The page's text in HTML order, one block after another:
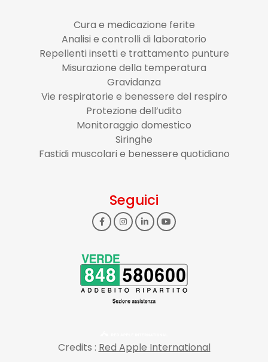
Cura e medicazione ferite
Analisi e controlli di laboratorio
Repellenti insetti e trattamento punture
Misurazione della temperatura
Gravidanza
Vie respiratorie e benessere del respiro
Protezione dell’udito
Monitoraggio domestico
Siringhe
Fastidi muscolari e benessere quotidiano
Seguici
Credits : Red Apple International